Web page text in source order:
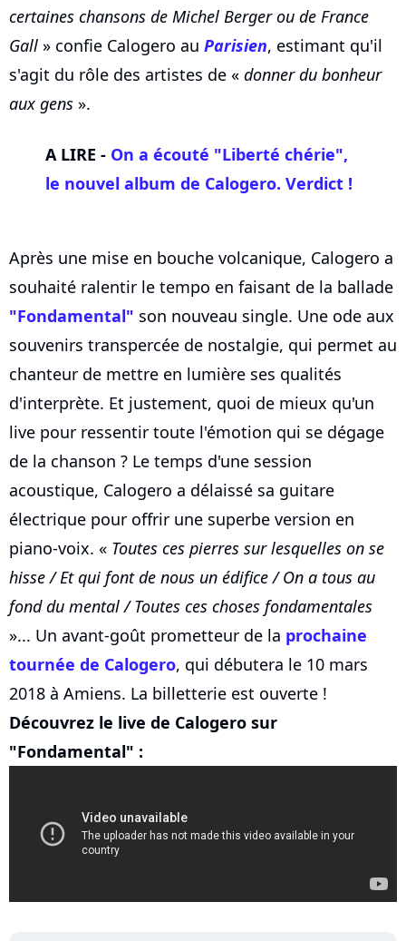
certaines chansons de Michel Berger ou de France
Gall » confie Calogero au Parisien, estimant qu'il
s'agit du rôle des artistes de « donner du bonheur
aux gens ».
A LIRE - On a écouté "Liberté chérie",
le nouvel album de Calogero. Verdict !
Après une mise en bouche volcanique, Calogero a
souhaité ralentir le tempo en faisant de la ballade
"Fondamental" son nouveau single. Une ode aux
souvenirs transpercée de nostalgie, qui permet au
chanteur de mettre en lumière ses qualités
d'interprète. Et justement, quoi de mieux qu'un
live pour ressentir toute l'émotion qui se dégage
de la chanson ? Le temps d'une session
acoustique, Calogero a délaissé sa guitare
électrique pour offrir une superbe version en
piano-voix. « Toutes ces pierres sur lesquelles on se
hisse / Et qui font de nous un édifice / On a tous au
fond du mental / Toutes ces choses fondamentales
»... Un avant-goût prometteur de la prochaine
tournée de Calogero, qui débutera le 10 mars
2018 à Amiens. La billetterie est ouverte !
Découvrez le live de Calogero sur
"Fondamental" :